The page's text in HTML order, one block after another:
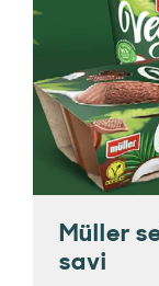
Müller
savi